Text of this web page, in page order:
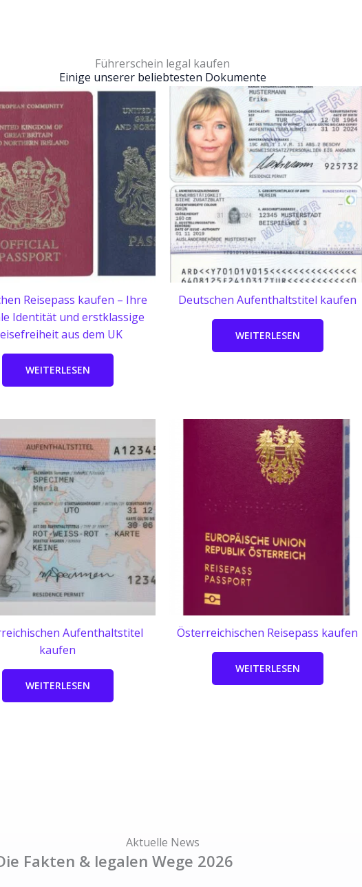
Führerschein legal kaufen
Einige unserer beliebtesten Dokumente
Reisepass kaufen – Ihre
Identität und erstklassige
aus dem UK
WEITERLESEN
Deutschen Aufenthaltstitel kaufen
WEITERLESEN
Aufenthaltstitel
kaufen
WEITERLESEN
Österreichischen Reisepass kaufen
WEITERLESEN
Aktuelle News
Fakten & legalen Wege 2026